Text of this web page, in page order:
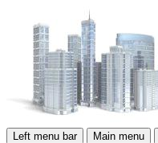
Left menu bar Main menu